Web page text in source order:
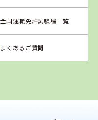
申 込
校 浜岡校
申 込
全国運転免許試験場一覧
よくあるご質問